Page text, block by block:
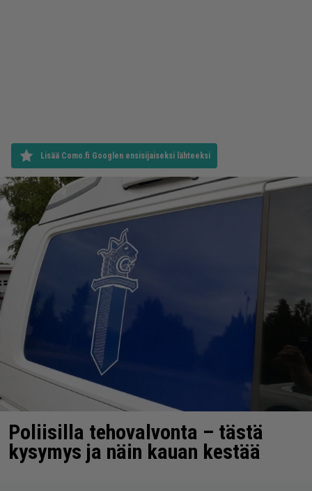
Lisää Como.fi Googlen ensisijaiseksi lähteeksi
Poliisilla tehovalvonta – tästä
kysymys ja näin kauan kestää